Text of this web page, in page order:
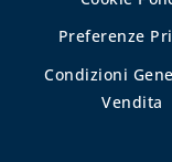
Preferenze
Condizioni
Vendita